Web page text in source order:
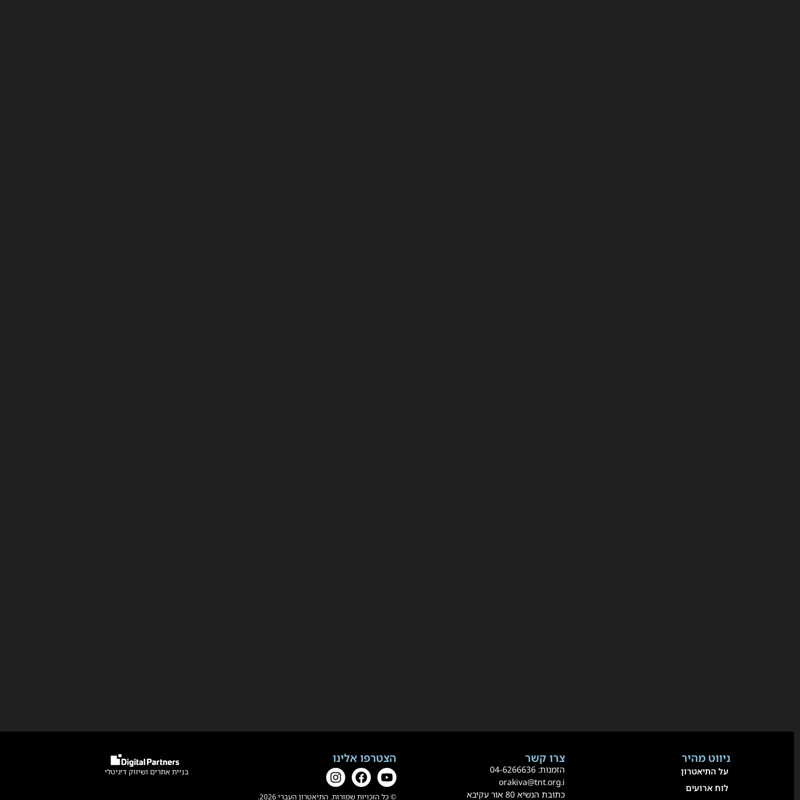
ניווט מהיר
על התיאטרון
לוח ארועים
צרו קשר
הזמנות: 04-6266636
orakiva@tnt.org.i
כתובת הנשיא 80 אור עקיבא
הצטרפו אלינו
© כל הזכויות שמורות. התיאטרון העברי 2026.
בניית אתריםושיווק דיגיטלי